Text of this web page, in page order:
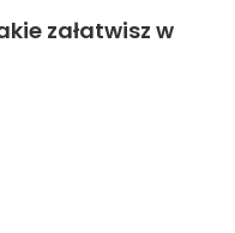
załatwisz w